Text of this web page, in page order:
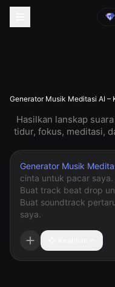
Generator Musik Meditasi AI –
Hasilkan lanskap
tidur, fokus, meditasi,
Generator Musik